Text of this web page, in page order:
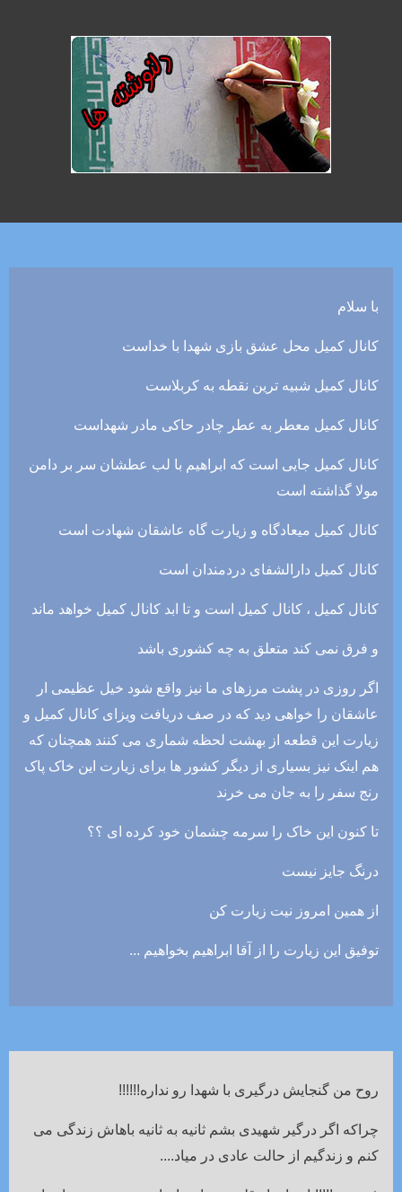
با سلام
کانال کمیل محل عشق بازی شهدا با خداست
کانال کمیل شبیه ترین نقطه به کربلاست
کانال کمیل معطر به عطر چادر حاکی مادر شهداست
کانال کمیل جایی است که ابراهیم با لب عطشان سر بر دامن
مولا گذاشته است
کانال کمیل میعادگاه و زیارت گاه عاشقان شهادت است
کانال کمیل دارالشفای دردمندان است
کانال کمیل ، کانال کمیل است و تا ابد کانال کمیل خواهد ماند
و فرق نمی کند متعلق به چه کشوری باشد
اگر روزی در پشت مرزهای ما نیز واقع شود خیل عظیمی ار
عاشقان را خواهی دید که در صف دریافت ویزای کانال کمیل و
زیارت این قطعه از بهشت لحظه شماری می کنند همچنان که
هم اینک نیز بسیاری از دیگر کشور ها برای زیارت این خاک پاک
رنج سفر را به جان می خرند
تا کنون این خاک را سرمه چشمان خود کرده ای ؟؟
درنگ جایز نیست
از همین امروز نیت زیارت کن
توفیق این زیارت را از آقا ابراهیم بخواهیم ...
روح من گنجایش درگیری با شهدا رو نداره!!!!!!
چراکه اگر درگیر شهیدی بشم ثانیه به ثانیه باهاش زندگی می
کنم و زندگیم از حالت عادی در میاد....